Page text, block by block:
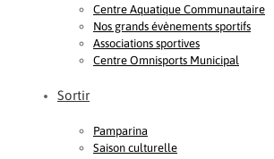
Centre Aquatique Communautaire
Nos grands évènements sportifs
Associations sportives
Centre Omnisports Municipal
Sortir
Pamparina
Saison culturelle